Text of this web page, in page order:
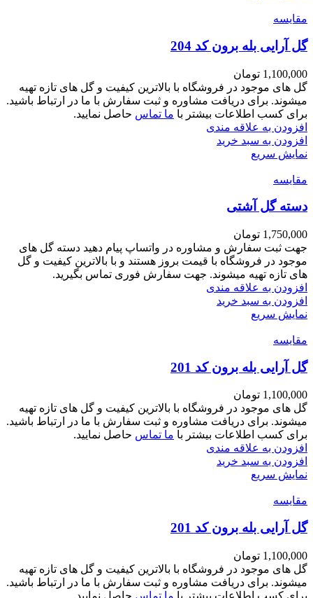
مقايسه
گل آرایی بله برون کد 204
1,100,000 تومان
گل های موجود در فروشگاه با بالاترین کیفیت و گل های تازه تهیه
میشوند. برای دریافت مشاوره و ثبت سفارش با ما در ارتباط باشید.
برای کسب اطلاعات بیشتر با ما تماس حاصل نمایید.
افزودن به علاقه مندی
افزودن به سبد خرید
نمایش سریع
مقايسه
دسته گل آشتی
1,750,000 تومان
جهت ثبت سفارش و مشاوره در واتساپ پیام دهید دسته گل های
موجود در فروشگاه با قیمت بروز هستند و با بالاترین کیفیت و گل
های تازه تهیه میشوند. جهت سفارش فوری تماس بگیرید.
افزودن به علاقه مندی
افزودن به سبد خرید
نمایش سریع
مقايسه
گل آرایی بله برون کد 201
1,100,000 تومان
گل های موجود در فروشگاه با بالاترین کیفیت و گل های تازه تهیه
میشوند. برای دریافت مشاوره و ثبت سفارش با ما در ارتباط باشید.
برای کسب اطلاعات بیشتر با ما تماس حاصل نمایید.
افزودن به علاقه مندی
افزودن به سبد خرید
نمایش سریع
مقايسه
گل آرایی بله برون کد 201
1,100,000 تومان
گل های موجود در فروشگاه با بالاترین کیفیت و گل های تازه تهیه
میشوند. برای دریافت مشاوره و ثبت سفارش با ما در ارتباط باشید.
برای کسب اطلاعات بیشتر با ما تماس حاصل نمایید.